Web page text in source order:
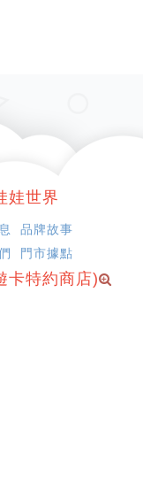
娃世界
品牌故事
門市據點
卡特約商店)